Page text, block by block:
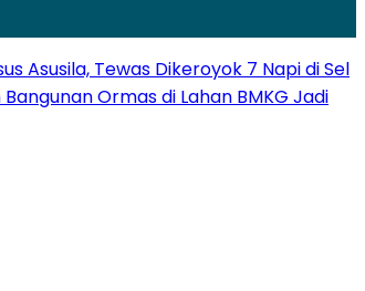
Asusila, Tewas Dikeroyok 7 Napi di Sel
Ormas di Lahan BMKG Jadi